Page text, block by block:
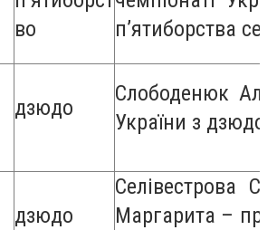
во
п’ятиборства
дзюдо
Слободенюк
України з дзюдо
дзюдо
Селівестрова
Маргарита –